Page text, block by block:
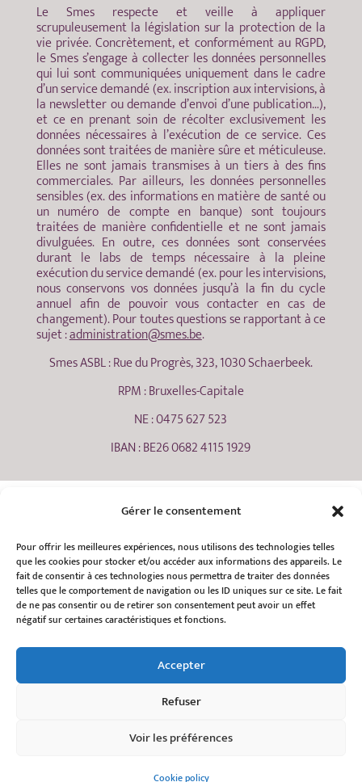
Gérer le consentement
Pour offrir les meilleures expériences, nous utilisons des technologies telles
que les cookies pour stocker et/ou accéder aux informations des appareils. Le
fait de consentir à ces technologies nous permettra de traiter des données
telles que le comportement de navigation ou les ID uniques sur ce site. Le fait
de ne pas consentir ou de retirer son consentement peut avoir un effet
négatif sur certaines caractéristiques et fonctions.
Accepter
Refuser
Voir les préférences
Cookie policy
Le Smes respecte et veille à appliquer
scrupuleusement la législation sur la protection de la
vie privée. Concrètement, et conformément au RGPD,
le Smes s’engage à collecter les données personnelles
qui lui sont communiquées uniquement dans le cadre
d’un service demandé (ex. inscription aux intervisions, à
la newsletter ou demande d’envoi d’une publication…),
et ce en prenant soin de récolter exclusivement les
données nécessaires à l’exécution de ce service. Ces
données sont traitées de manière sûre et méticuleuse.
Elles ne sont jamais transmises à un tiers à des fins
commerciales. Par ailleurs, les données personnelles
sensibles (ex. des informations en matière de santé ou
un numéro de compte en banque) sont toujours
traitées de manière confidentielle et ne sont jamais
divulguées. En outre, ces données sont conservées
durant le labs de temps nécessaire à la pleine
exécution du service demandé (ex. pour les intervisions,
nous conservons vos données jusqu’à la fin du cycle
annuel afin de pouvoir vous contacter en cas de
changement). Pour toutes questions se rapportant à ce
sujet :administration@smes.be.
Smes ASBL : Rue du Progrès, 323, 1030 Schaerbeek.
RPM : Bruxelles-Capitale
NE : 0475 627 523
IBAN : BE26 0682 4115 1929
Nos soutiens :